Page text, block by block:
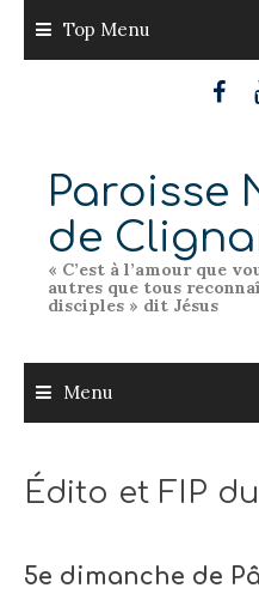
content
Top Menu
Paroisse
de
« C’est à l’amour que
autres que tous
disciples » dit Jésus
Menu
Édito et FIP
5e dimanche de